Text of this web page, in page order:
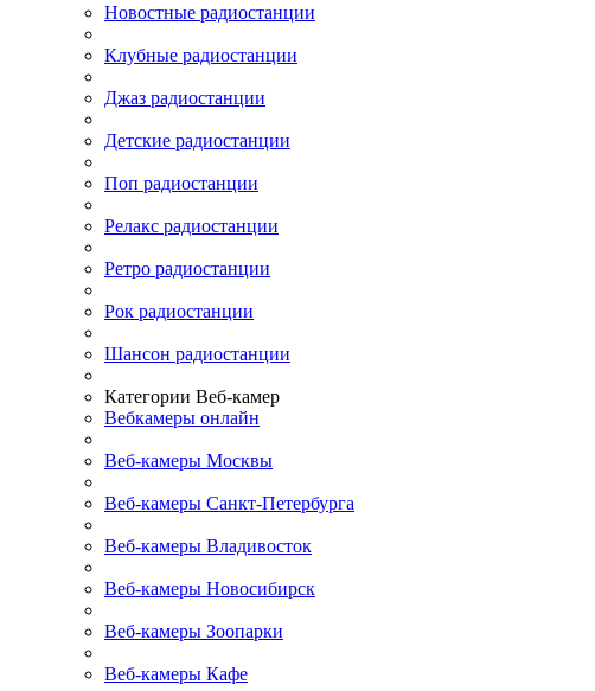
Новостные радиостанции
Клубные радиостанции
Джаз радиостанции
Детские радиостанции
Поп радиостанции
Релакс радиостанции
Ретро радиостанции
Рок радиостанции
Шансон радиостанции
Категории Веб-камер
Вебкамеры онлайн
Веб-камеры Москвы
Веб-камеры Санкт-Петербурга
Веб-камеры Владивосток
Веб-камеры Новосибирск
Веб-камеры Зоопарки
Веб-камеры Кафе